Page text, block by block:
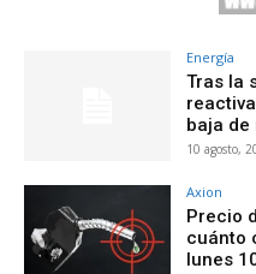
Energía
Tras la
baja de
10 agosto,
Axion
Precio
cuánto
lunes